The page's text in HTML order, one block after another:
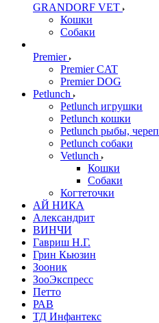
GRANDORF VET
Кошки
Собаки
Premier
Premier CAT
Premier DOG
Petlunch
Petlunch игрушки
Petlunch кошки
Petlunch рыбы,
Petlunch собаки
Vetlunch
Кошки
Собаки
Когтеточки
АЙ НИКА
Александрит
ВИНЧИ
Гавриш Н.Г.
Грин Кьюзин
Зооник
ЗооЭкспресс
Петто
РАВ
ТД Инфантекс